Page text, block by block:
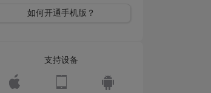
如何开通手机版？
支持设备